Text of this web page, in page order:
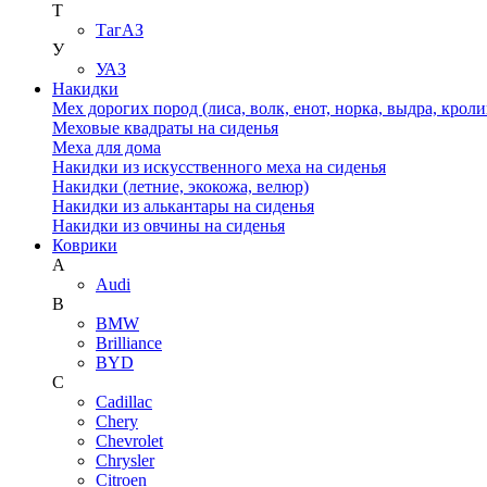
Т
ТагАЗ
У
УАЗ
Накидки
Мех дорогих пород (лиса, волк, енот, норка, выдра,
Меховые квадраты на сиденья
Меха для дома
Накидки из искусственного меха на сиденья
Накидки (летние, экокожа, велюр)
Накидки из алькантары на сиденья
Накидки из овчины на сиденья
Коврики
A
Audi
B
BMW
Brilliance
BYD
C
Cadillac
Chery
Chevrolet
Chrysler
Citroen